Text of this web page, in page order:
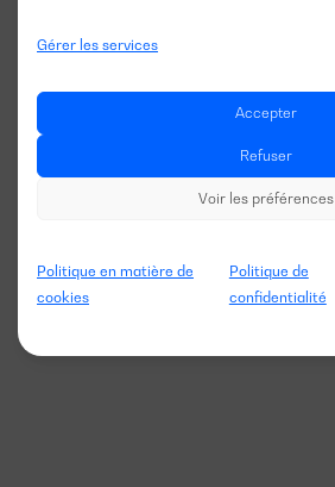
Gérer les services
Accepter
Refuser
Voir les préférences
Politique en matière de
cookies
Politique de
confidentialité